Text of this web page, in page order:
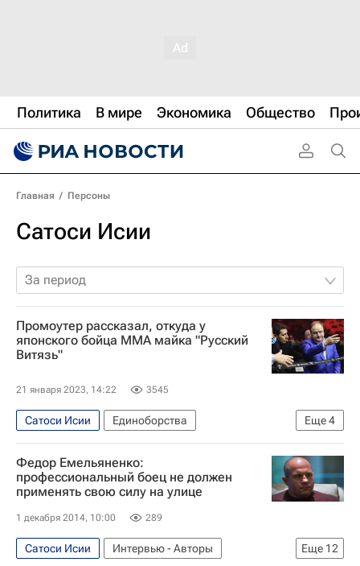
Политика В мире Экономика Общество
Главная / Персоны
Сатоси Исии
За период
Промоутер рассказал, откуда у
японского бойца ММА майка "Русский
Витязь"
21 января 2023, 14:22 3545
Еще4
Сатоси Исии
Единоборства
ММА (Смешанные единоборства)
Владимир Хрюнов
Александр Поветкин
Русские Витязи
Федор Емельяненко:
профессиональный боец не должен
применять свою силу на улице
1 декабря 2014, 10:00 289
Еще 12
Сатоси Исии
Интервью - Авторы